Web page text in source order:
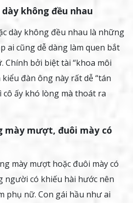
không đều nhau
dày không đều nhau là những
ai cũng dễ dàng làm quen bắt
Chính bởi biệt tài “khoa môi
đàn ông này rất dễ “tán
cô ấy khó lòng mà thoát ra
mày mượt, đuôi mày có
mày mượt hoặc đuôi mày có
người có khiếu hài hước nên
phụ nữ. Con gái hầu như ai